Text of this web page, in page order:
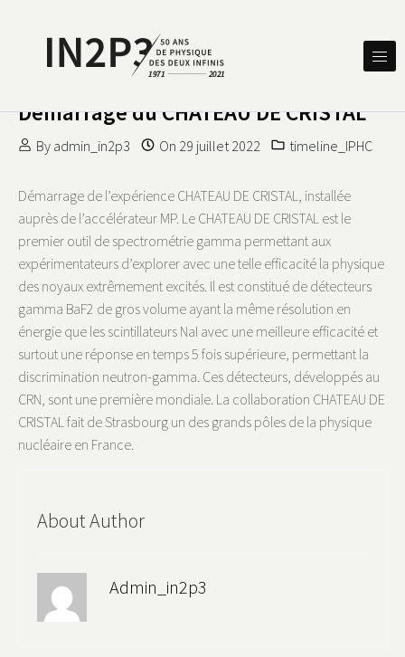
IN2P3 50 ANS DE PHYSIQUE
Démarrage du CHATEAU DE CRISTAL
By admin_in2p3 On 29 juillet 2022 timeline_IPHC
Démarrage de l’expérience CHATEAU DE CRISTAL, installée
auprès de l’accélérateur MP. Le CHATEAU DE CRISTAL est le
premier outil de spectrométrie gamma permettant aux
expérimentateurs d’explorer avec une telle efficacité la physique
des noyaux extrêmement excités. Il est constitué de détecteurs
gamma BaF2 de gros volume ayant la même résolution en
énergie que les scintillateurs NaI avec une meilleure efficacité et
surtout une réponse en temps 5 fois supérieure, permettant la
discrimination neutron-gamma. Ces détecteurs, développés au
CRN, sont une première mondiale. La collaboration CHATEAU DE
CRISTAL fait de Strasbourg un des grands pôles de la physique
nucléaire en France.
About Author
Admin_in2p3